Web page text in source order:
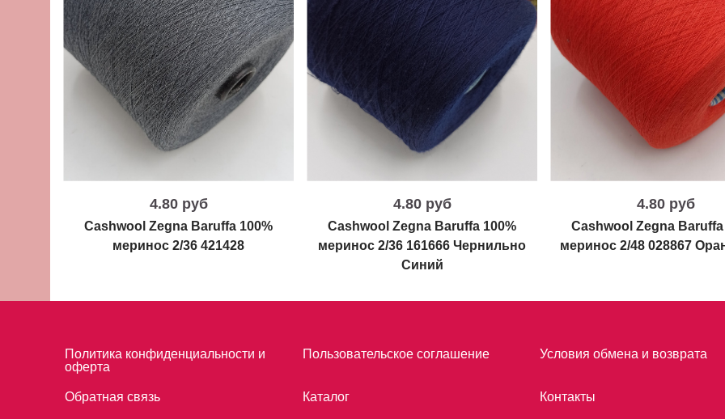
4.80 руб
Cashwool Zegna Baruffa 100%
меринос 2/36 421428
4.80 руб
Cashwool Zegna Baruffa 100%
меринос 2/36 161666 Чернильно
Синий
4.80 руб
Cashwool Zegna Baruffa
меринос 2/48 028867
Политика конфиденциальности и
оферта
Пользовательское соглашение Условия обмена и возврата
Обратная связь Каталог Контакты